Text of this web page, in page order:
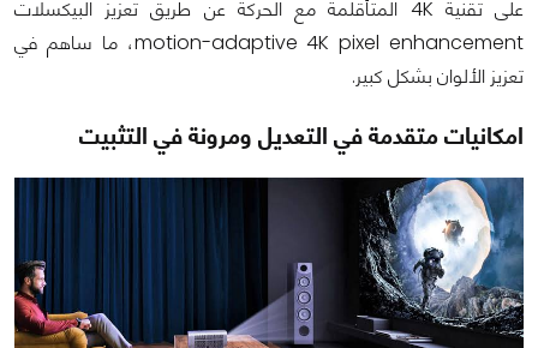
على تقنية 4K المتأقلمة مع الحركة عن طريق تعزيز البيكسلات
motion-adaptive 4K pixel enhancement، ما ساهم في
تعزيز الألوان بشكل كبير.
امكانيات متقدمة في التعديل ومرونة في التثبيت